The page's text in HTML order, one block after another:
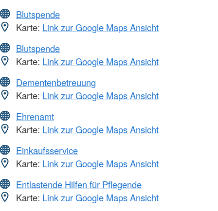
Blutspende
Karte: Link zur Google Maps Ansicht
Blutspende
Karte: Link zur Google Maps Ansicht
Dementenbetreuung
Karte: Link zur Google Maps Ansicht
Ehrenamt
Karte: Link zur Google Maps Ansicht
Einkaufsservice
Karte: Link zur Google Maps Ansicht
Entlastende Hilfen für Pflegende
Karte: Link zur Google Maps Ansicht